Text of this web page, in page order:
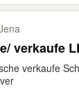
verkaufe
verkaufe